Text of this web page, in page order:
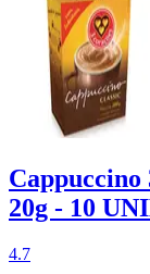
Cappuccino
20g - 10
4.7